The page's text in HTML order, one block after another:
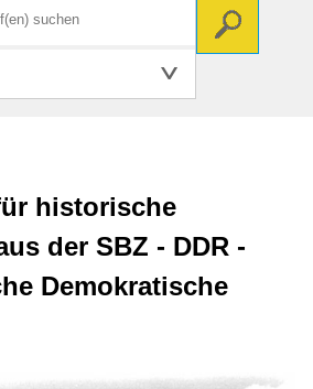
historische
der SBZ - DDR -
Demokratische